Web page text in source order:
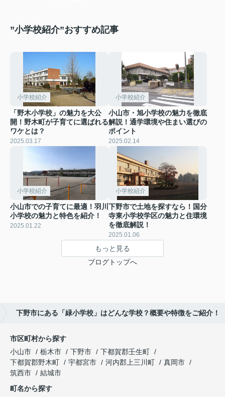
”小学校紹介”おすすめ記事
小学校紹介
「野木小学校」の魅力を大公
開！野木町が子育てに選ばれる
ワケとは？
2025.03.17
小学校紹介
小山市・旭小学校の魅力を徹底
解説！通学環境や住まい選びの
ポイント
2025.02.14
小学校紹介
小山市での子育てに最適！羽川
小学校の魅力と特色を紹介！
2025.01.22
小学校紹介
下野市で土地を探すなら！国分
寺東小学校学区の魅力と住環境
を徹底解説！
2025.01.06
もっと見る
ブログトップへ
下野市にある「緑小学校」はどんな学校？概要や特徴をご紹介！
市区町村から探す
小山市
栃木市 下野市
下都賀郡壬生町
下都賀郡野木町
宇都宮市 河内郡上三川町
真岡市
筑西市
結城市
町名から探す